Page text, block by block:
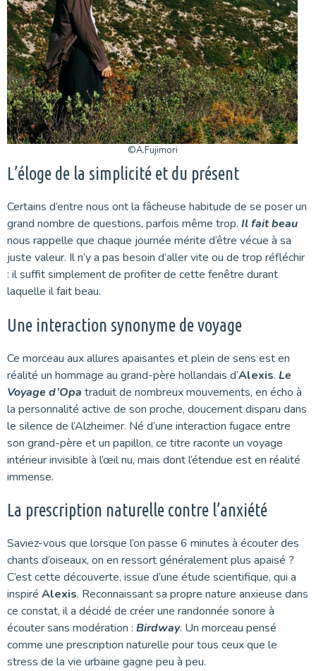
©A.Fujimori
L’éloge de la simplicité et du présent
Certains d’entre nous ont la fâcheuse habitude de se poser un
grand nombre de questions, parfois même trop. Il fait beau
nous rappelle que chaque journée mérite d’être vécue à sa
juste valeur. Il n’y a pas besoin d’aller vite ou de trop réfléchir
: il suffit simplement de profiter de cette fenêtre durant
laquelle il fait beau.
Une interaction synonyme de voyage
Ce morceau aux allures apaisantes et plein de sens est en
réalité un hommage au grand-père hollandais d’Alexis. Le
Voyage d’Opa traduit de nombreux mouvements, en écho à
la personnalité active de son proche, doucement disparu dans
le silence de l’Alzheimer. Né d’une interaction fugace entre
son grand-père et un papillon, ce titre raconte un voyage
intérieur invisible à l’œil nu, mais dont l’étendue est en réalité
immense.
La prescription naturelle contre l’anxiété
Saviez-vous que lorsque l’on passe 6 minutes à écouter des
chants d’oiseaux, on en ressort généralement plus apaisé ?
C’est cette découverte, issue d’une étude scientifique, qui a
inspiré Alexis. Reconnaissant sa propre nature anxieuse dans
ce constat, il a décidé de créer une randonnée sonore à
écouter sans modération : Birdway. Un morceau pensé
comme une prescription naturelle pour tous ceux que le
stress de la vie urbaine gagne peu à peu.